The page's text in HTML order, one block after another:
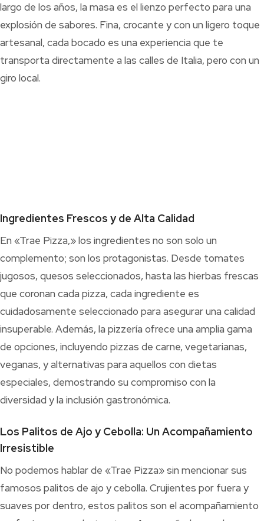
largo de los años, la masa es el lienzo perfecto para una
explosión de sabores. Fina, crocante y con un ligero toque
artesanal, cada bocado es una experiencia que te
transporta directamente a las calles de Italia, pero con un
giro local.
Ingredientes Frescos y de Alta Calidad
En «Trae Pizza,» los ingredientes no son solo un
complemento; son los protagonistas. Desde tomates
jugosos, quesos seleccionados, hasta las hierbas frescas
que coronan cada pizza, cada ingrediente es
cuidadosamente seleccionado para asegurar una calidad
insuperable. Además, la pizzería ofrece una amplia gama
de opciones, incluyendo pizzas de carne, vegetarianas,
veganas, y alternativas para aquellos con dietas
especiales, demostrando su compromiso con la
diversidad y la inclusión gastronómica.
Los Palitos de Ajo y Cebolla: Un Acompañamiento
Irresistible
No podemos hablar de «Trae Pizza» sin mencionar sus
famosos palitos de ajo y cebolla. Crujientes por fuera y
suaves por dentro, estos palitos son el acompañamiento